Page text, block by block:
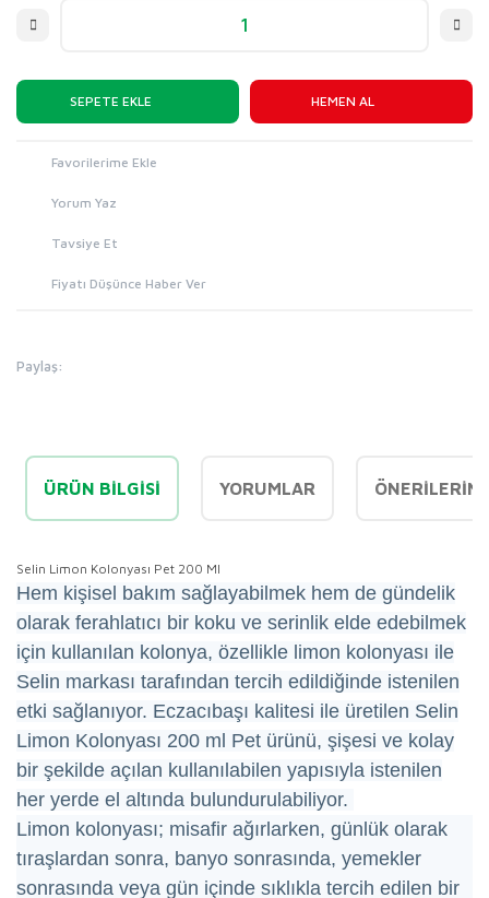
SEPETE EKLE HEMEN AL
Yorum Yaz
Tavsiye Et
Fiyatı Düşünce Haber Ver
Paylaş:
ÜRÜN BILGISI YORUMLAR
Selin Limon Kolonyası Pet 200 Ml
Hem kişisel bakım sağlayabilmek hem de gündelik
olarak ferahlatıcı bir koku ve serinlik elde edebilmek
için kullanılan kolonya, özellikle limon kolonyası ile
Selin markası tarafından tercih edildiğinde istenilen
etki sağlanıyor. Eczacıbaşı kalitesi ile üretilen Selin
Limon Kolonyası 200 ml Pet ürünü, şişesi ve kolay
bir şekilde açılan kullanılabilen yapısıyla istenilen
her yerde el altında bulundurulabiliyor.
Limon kolonyası; misafir ağırlarken, günlük olarak
tıraşlardan sonra, banyo sonrasında, yemekler
sonrasında veya gün içinde sıklıkla tercih edilen bir